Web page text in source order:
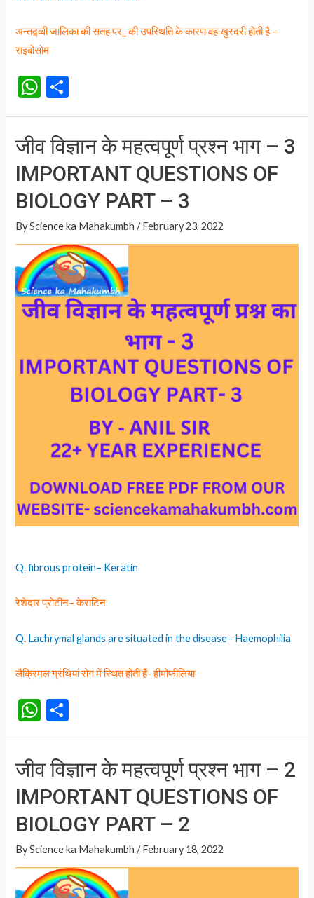
अन्तद्र्व्वी जालिका की सतह पर की उपस्थिति के कारण वह खुरदरी होती है –
राइबोसोम
W
h
at
s
A
p
p
h
e
जीव विज्ञान के महत्वपूर्ण प्रश्न भाग – 3
IMPORTANT QUESTIONS OF
BIOLOGY PART – 3
ByScience ka Mahakumbh /February 23, 2022
Q. fibrous protein– Keratin
रेशेदार प्रोटीन– केराटिन
Q. Lachrymal glands are situated in the disease– Haemophilia
लैक्रिमल ग्रंथियां रोग में स्थित होती हैं- हीमोफीलिया
W
h
at
s
A
p
p
h
e
जीव विज्ञान के महत्वपूर्ण प्रश्न भाग – 2
IMPORTANT QUESTIONS OF
BIOLOGY PART – 2
ByScience ka Mahakumbh /February 18, 2022